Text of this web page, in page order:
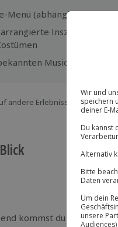
Menü (abhängig vom
Musicals
andere Erlebnisse bei der
kommst du auf den